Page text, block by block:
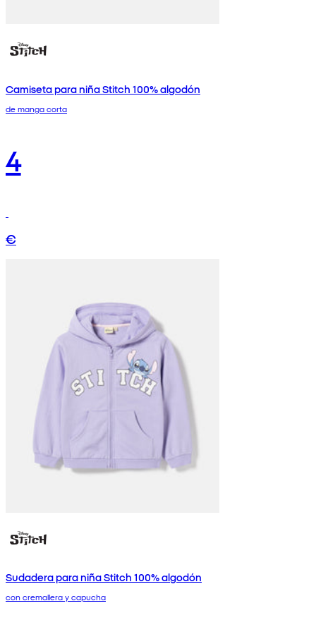
Camiseta para niña Stitch 100% algodón
de manga corta
4
€
Sudadera para niña Stitch 100% algodón
con cremallera y capucha